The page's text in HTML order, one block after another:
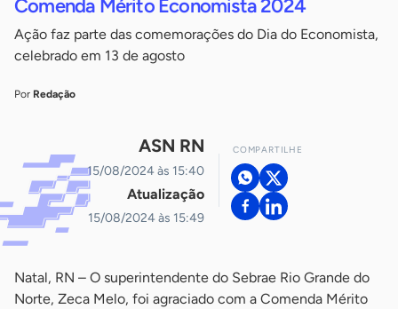
Comenda Mérito Economista 2024
Ação faz parte das comemorações do Dia do Economista,
celebrado em 13 de agosto
Por Redação
ASN RN
15/08/2024 às 15:40
Atualização
15/08/2024 às 15:49
COMPARTILHE
Natal, RN – O superintendente do Sebrae Rio Grande do
Norte, Zeca Melo, foi agraciado com a Comenda Mérito